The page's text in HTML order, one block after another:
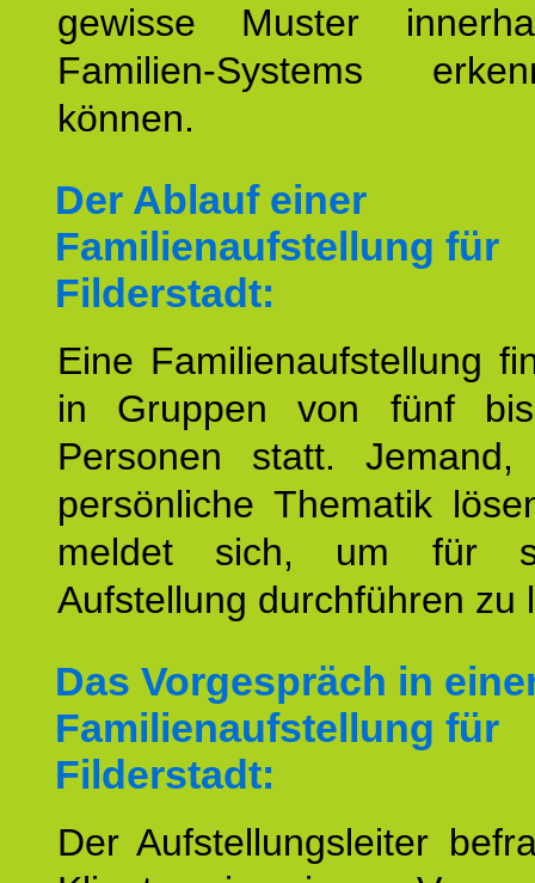
gewisse Muster
Familien-Systems
können.
Der Ablauf einer
Familienaufstellung für
Filderstadt:
Eine Familienaufstellung
in Gruppen von fünf
Personen statt.
persönliche Thematik
meldet sich, um für
Aufstellung durchführen zu
Das Vorgespräch in
Familienaufstellung für
Filderstadt:
Der Aufstellungsleiter